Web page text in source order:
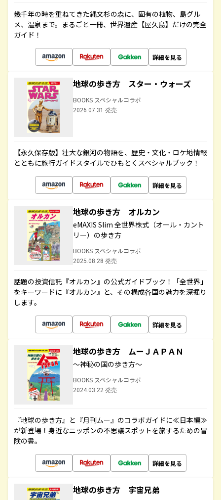
幾千年の時を重ねてきた縄文杉の森に、固有の植物、島グル
メ、温泉まで。まるごと一冊、世界遺産【屋久島】だけの完全
ガイド！
詳細を見る
地球の歩き方 スター・ウォーズ
BOOKS スペシャルコラボ
2026.07.31 発売
【永久保存版】壮大な銀河の物語を、歴史・文化・ロケ地情報
とともに旅行ガイドスタイルでひもとくスペシャルブック！
詳細を見る
地球の歩き方 オルカン
eMAXIS Slim 全世界株式（オール・カント
リー）の歩き方
BOOKS スペシャルコラボ
2025.08.28 発売
話題の投資信託『オルカン』の公式ガイドブック！「全世界」
をキーワードに『オルカン』と、その構成各国の魅力を深掘り
します。
詳細を見る
地球の歩き方 ムーＪＡＰＡＮ
～神秘の国の歩き方～
BOOKS スペシャルコラボ
2024.03.22 発売
『地球の歩き方』と『月刊ムー』のコラボガイドに≪日本編≫
が新登場！身近なニッポンの不思議スポットを旅するための冒
険の書。
詳細を見る
地球の歩き方 宇宙兄弟